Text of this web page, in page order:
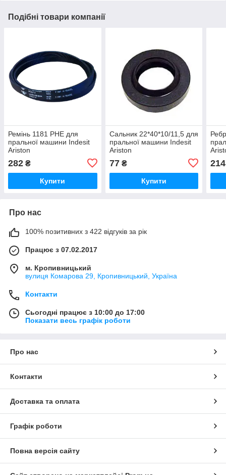
Подібні товари компанії
Ремінь 1181 PHE для
пральної машини Indesit
Ariston
282 ₴
Купити
Сальник 22*40*10/11,5 для
пральної машини Indesit
Ariston
77₴
Купити
214
Про нас
100% позитивних з 422 відгуків за рік
Працює з 07.02.2017
м. Кропивницький
вулиця Комарова 29, Кропивницький, Україна
Контакти
Сьогодні працює з 10:00 до 17:00
Показати весь графік роботи
Про нас
Контакти
Доставка та оплата
Графік роботи
Повна версія сайту